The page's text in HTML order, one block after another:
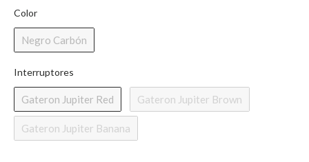
ColorColor
Negro Carbón
Interruptores
Gateron Jupiter Red Gateron Jupiter Brown
Gateron Jupiter Banana